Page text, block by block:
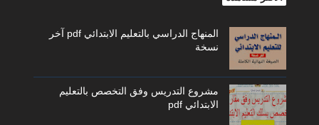
المنهاج الدراسي بالتعليم الابتدائي pdf آخر
نسخة
مشروع التدريس وفق التخصص بالتعليم
الابتدائي pdf